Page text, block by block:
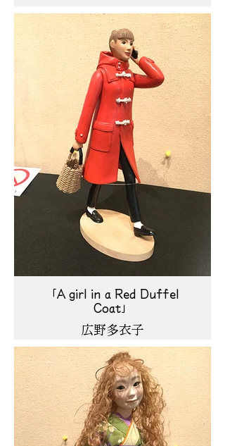
「A girl in a Red Duffel
Coat」
広野多衣子